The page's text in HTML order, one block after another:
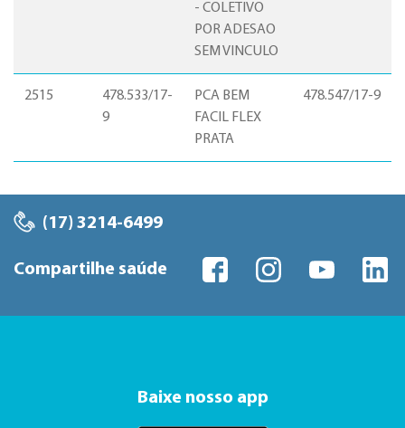
- COLETIVO
POR ADESAO
SEM VINCULO
2515
478.533/17-
9
PCA BEM
FACIL FLEX
PRATA
478.547/17-9
(17) 3214-6499
Compartilhe saúde
Baixe nosso app